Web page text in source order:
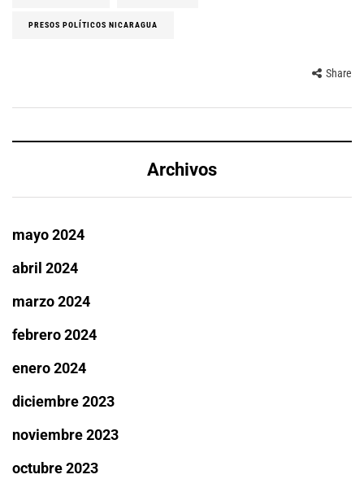
PRESOS POLÍTICOS NICARAGUA
Share
Archivos
mayo 2024
abril 2024
marzo 2024
febrero 2024
enero 2024
diciembre 2023
noviembre 2023
octubre 2023